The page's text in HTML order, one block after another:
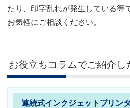
たり、印字乱れが発生している等
お気軽にご相談ください。
お役立ちコラムでご紹介し
連続式インクジェットプリン